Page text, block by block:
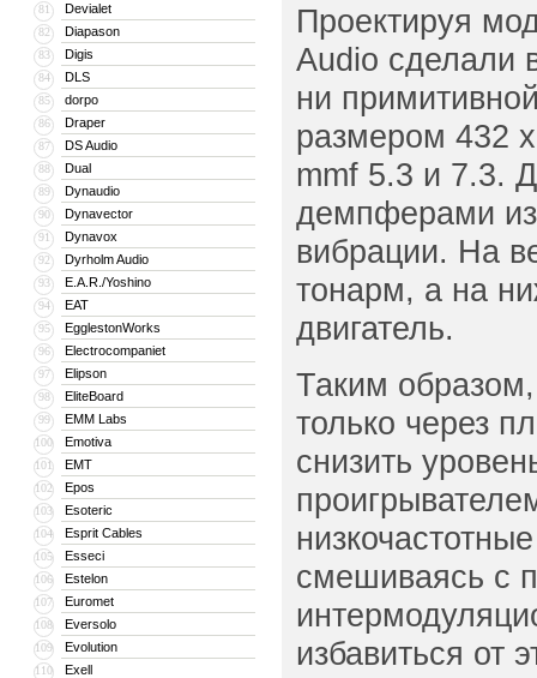
81 Devialet
82 Diapason
83 Digis
84 DLS
85 dorpo
86 Draper
87 DS Audio
88 Dual
89 Dynaudio
90 Dynavector
91 Dynavox
92 Dyrholm Audio
93 E.A.R./Yoshino
94 EAT
95 EgglestonWorks
96 Electrocompaniet
97 Elipson
98 EliteBoard
99 EMM Labs
100 Emotiva
101 EMT
102 Epos
103 Esoteric
104 Esprit Cables
105 Esseci
106 Estelon
107 Euromet
108 Eversolo
109 Evolution
110 Exell
Проектируя
Audio сделали
ни
размером 432
mmf 5.3 и 7.3.
демпферами
вибрации. На
тонарм, а на
двигатель.
Таким
только через
снизить
смешиваясь с
избавиться